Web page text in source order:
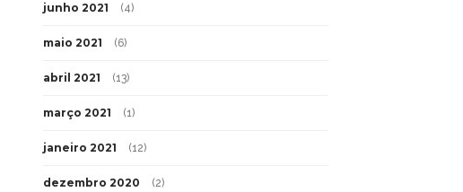
junho 2021 (4)
maio 2021 (6)
abril 2021 (13)
março 2021 (1)
janeiro 2021 (12)
dezembro 2020 (2)